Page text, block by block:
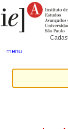
para
conteúdo.
Pessoais
menu